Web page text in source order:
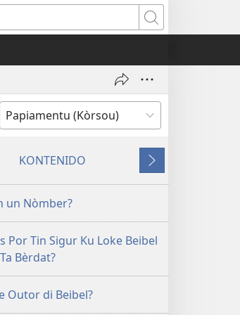
Buska
KONTENIDO
Siguiente
un Nòmber?
Por Tin Sigur Ku Loke Beibel
Bèrdat?
Outor di Beibel?